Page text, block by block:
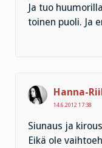
Ja tuo
toinen puoli. Ja
Hanna-
14.6.2012 17:38
Siunaus ja
Eikä ole